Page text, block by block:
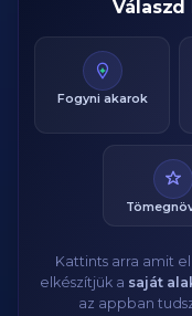
Válaszd
Fogyni akarok
Kattints arra amit
elkészítjük a saját
az appban